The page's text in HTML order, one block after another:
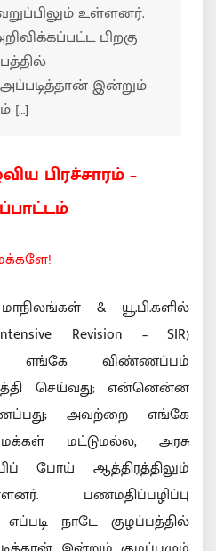
உள்ளனர்.
பிறகு
இன்றும்
[…]
பிரச்சாரம் –
& யூ.பி.களில்
Revision – SIR)
எங்கே விண்ணப்பம்
செய்வது; என்னென்ன
அவற்றை எங்கே
மட்டுமல்ல, அரசு
போய் ஆத்திரத்திலும்
பணமதிப்பழிப்பு
நாடே குழப்பத்தில்